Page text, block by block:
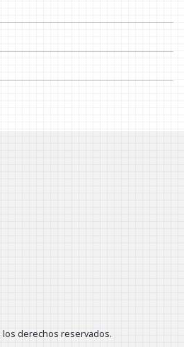
los derechos reservados.